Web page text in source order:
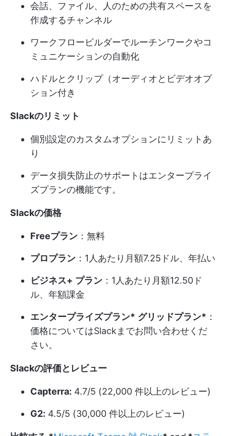
会話、ファイル、人のための共有スペースを
作成するチャンネル
ワークフロービルダーでルーチンワークやコ
ミュニケーションの自動化
ハドルとクリップ（オーディオとビデオオプ
ション付き
Slackのリミット
個別設定のカスタムオプションにリミットあ
り
データ損失防止のサポートはエンタープライ
ズプランの機能です。
Slackの価格
Freeプラン ：無料
プロプラン ：1人あたり月額7.25ドル、年払い
ビジネス+ プラン ：1人あたり月額12.50ド
ル、年額課金
エンタープライズプラン* グリッドプラン* ：
価格についてはSlackまでお問い合わせくだ
さい。
Slackの評価とレビュー
Capterra: 4.7/5 (22,000 件以上のレビュー)
G2: 4.5/5 (30,000 件以上のレビュー)